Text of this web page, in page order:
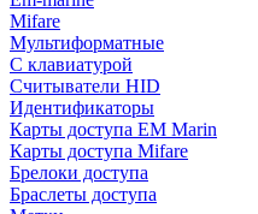
Mifare
Мультиформатные
С клавиатурой
Считыватели HID
Идентификаторы
Карты доступа EM Marin
Карты доступа Mifare
Брелоки доступа
Браслеты доступа